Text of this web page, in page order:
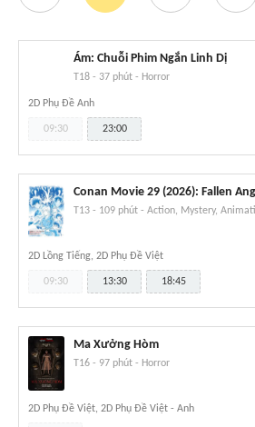
Ám: Chuỗi Phim Ngắn Linh Dị
T18 - 37 phút - Horror
2D Phụ Đề Anh
09:30 23:00
Conan Movie 29 (2026): Fallen
T13 - 109 phút - Action, Mystery,
2D Lồng Tiếng, 2D Phụ Đề Việt
09:30 13:30 18:45
Ma Xưởng Hòm
T16 - 97 phút - Horror
2D Phụ Đề Việt, 2D Phụ Đề Việt - Anh